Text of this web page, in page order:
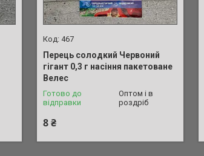
467
Перець солодкий Червоний
гігант 0,3 г насіння пакетоване
Велес
Готово до
відправки
Оптом і в
роздріб
8 ₴